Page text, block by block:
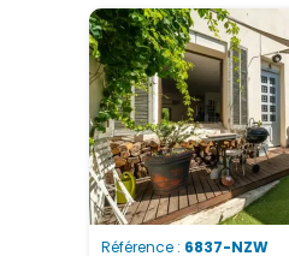
Référence : 6837-NZW